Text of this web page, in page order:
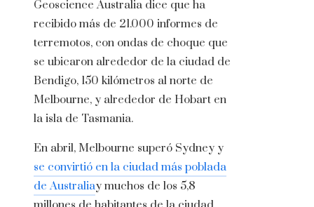
Geoscience Australia dice que ha
recibido más de 21.000 informes de
terremotos, con ondas de choque que
se ubicaron alrededor de la ciudad de
Bendigo, 150 kilómetros al norte de
Melbourne, y alrededor de Hobart en
la isla de Tasmania.
En abril, Melbourne superó Sydney y
se convirtió en la ciudad más poblada
de Australiay muchos de los 5,8